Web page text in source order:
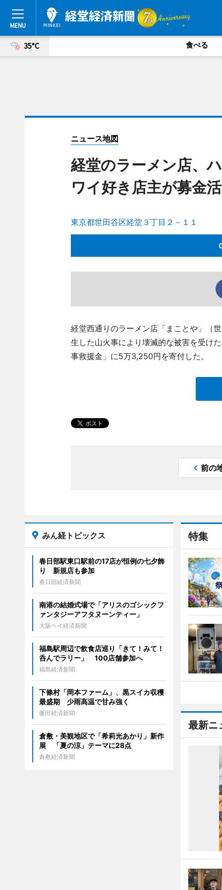
35°C 食べる
ニュース地図
経堂のラーメン店、
ワイ好き店主が募
東京都世田谷区経堂３丁目２－１１
経堂西通りのラーメン店「まことや」
生した山火事により壊滅的な被害を受け
事救援金」に5万3,250円を寄付した。
前の
特集
最新ニ
みん経トピックス
春日部駅東口駅前の17店が恒例の七夕飾
り 新規店も参加
春日部経済新聞
南港の結婚式場で「アリスのゴシックフ
ァンタジーアフタヌーンティー」
大阪ベイ経済新聞
福島駅周辺で飲食店巡り「きて！みて！
呑んでラリー」 100店舗参加へ
福島経済新聞
下條村「岡本ファーム」、黒スイカ収穫
最盛期 少雨高温で甘み強く
飯田経済新聞
倉敷・美観地区で「希莉光あかり」新作
展 「夏の涼」テーマに28点
倉敷経済新聞